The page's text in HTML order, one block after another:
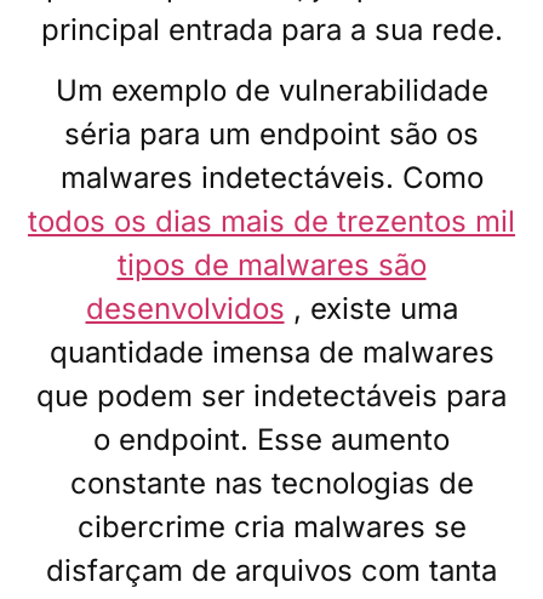
principal entrada para a sua rede.
Um exemplo de vulnerabilidade
séria para um endpoint são os
malwares indetectáveis. Como
todos os dias mais de trezentos mil
tipos de malwares são
desenvolvidos , existe uma
quantidade imensa de malwares
que podem ser indetectáveis para
o endpoint. Esse aumento
constante nas tecnologias de
cibercrime cria malwares se
disfarçam de arquivos com tanta